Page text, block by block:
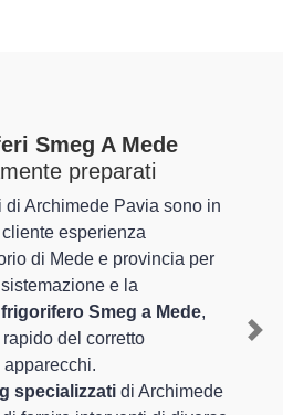
Smeg A Mede
preparati
di Archimede Pavia sono in
esperienza
di Mede e provincia per
e la
Smeg a Mede,
del corretto
specializzati di Archimede